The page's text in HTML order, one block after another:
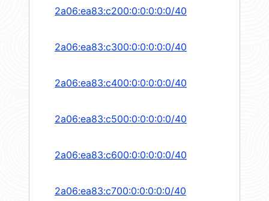
2a06:ea83:c200:0:0:0:0:0/40
2a06:ea83:c300:0:0:0:0:0/40
2a06:ea83:c400:0:0:0:0:0/40
2a06:ea83:c500:0:0:0:0:0/40
2a06:ea83:c600:0:0:0:0:0/40
2a06:ea83:c700:0:0:0:0:0/40